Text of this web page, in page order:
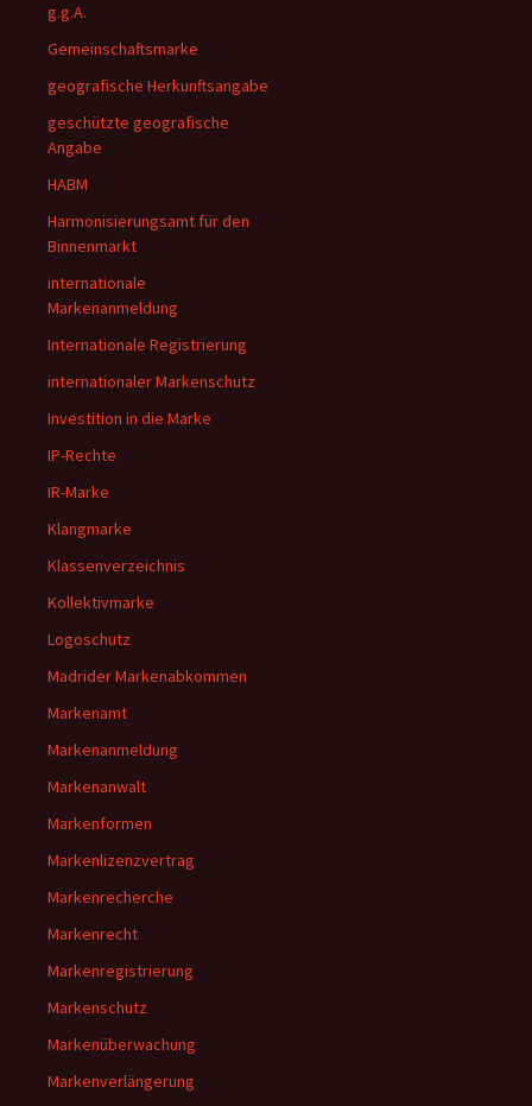
g.g.A.
Gemeinschaftsmarke
geografische Herkunftsangabe
geschützte geografische
Angabe
HABM
Harmonisierungsamt für den
Binnenmarkt
internationale
Markenanmeldung
Internationale Registrierung
internationaler Markenschutz
Investition in die Marke
IP-Rechte
IR-Marke
Klangmarke
Klassenverzeichnis
Kollektivmarke
Logoschutz
Madrider Markenabkommen
Markenamt
Markenanmeldung
Markenanwalt
Markenformen
Markenlizenzvertrag
Markenrecherche
Markenrecht
Markenregistrierung
Markenschutz
Markenüberwachung
Markenverlängerung